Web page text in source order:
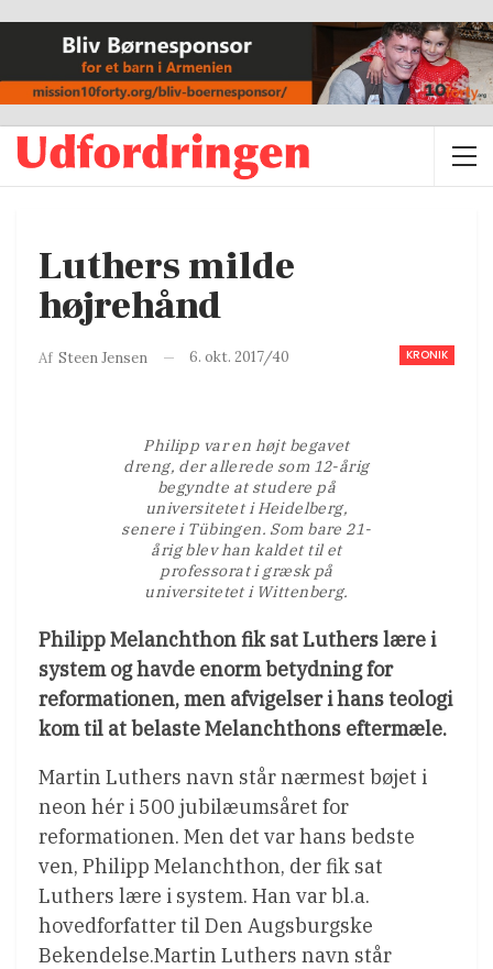
Luthers milde
højrehånd
KRONIK
Af Steen Jensen 6. okt. 2017/40
Philipp var en højt begavet
dreng, der allerede som 12-årig
begyndte at studere på
universitetet i Heidelberg,
senere i Tübingen. Som bare 21-
årig blev han kaldet til et
professorat i græsk på
universitetet i Wittenberg.
Philipp Melanchthon fik sat Luthers lære i
system og havde enorm betydning for
reformationen, men afvigelser i hans teologi
kom til at belaste Melanchthons eftermæle.
Martin Luthers navn står nærmest bøjet i
neon hér i 500 jubilæumsåret for
reformationen. Men det var hans bedste
ven, Philipp Melanchthon, der fik sat
Luthers lære i system. Han var bl.a.
hovedforfatter til Den Augsburgske
Bekendelse.Martin Luthers navn står